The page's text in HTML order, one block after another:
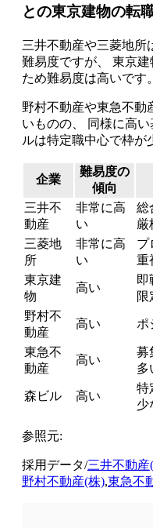
との東京建物の転
三井不動産や三菱地所
難易度ですが、 東京
ため難易度は高いです。
野村不動産や東急不動
いものの、 同様に高
ルは特定職中心で枠が
企業
難易度の
傾向
三井不
動産
非常に高
い
総
厳
三菱地
所
非常に高
い
プ
重
東京建
物
高い
即
限
野村不
動産
高い ポ
東急不
動産
高い
募
多
森ビル 高い
特
少
参照元:
採用データ/三井不動産
野村不動産(株),東急不